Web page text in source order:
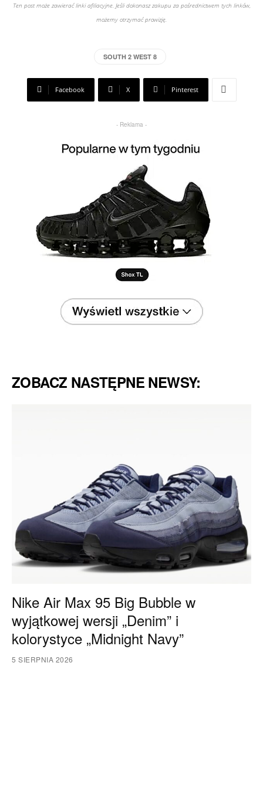
Ten post może zawierać linki afiliacyjne. Jeśli dokonasz zakupu za pośrednictwem tych linków,
możemy otrzymać prowizję.
SOUTH 2 WEST 8
Facebook X Pinterest
- Reklama -
ZOBACZ NASTĘPNE NEWSY:
Nike Air Max 95 Big Bubble w
wyjątkowej wersji „Denim” i
kolorystyce „Midnight Navy”
5 SIERPNIA 2026